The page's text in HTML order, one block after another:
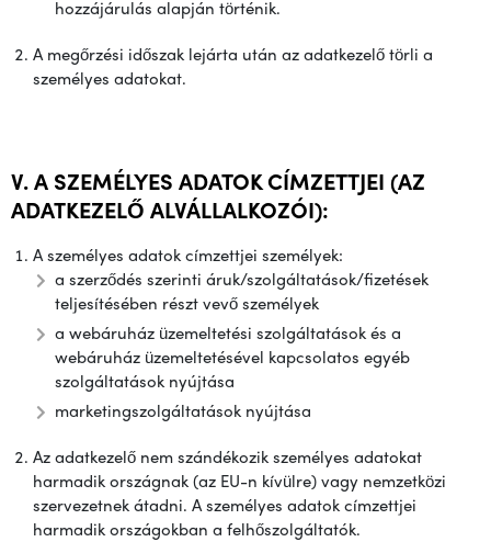
hozzájárulás alapján történik.
A megőrzési időszak lejárta után az adatkezelő törli a
személyes adatokat.
V. A SZEMÉLYES ADATOK CÍMZETTJEI (AZ
ADATKEZELŐ ALVÁLLALKOZÓI):
A személyes adatok címzettjei személyek:
a szerződés szerinti áruk/szolgáltatások/fizetések
teljesítésében részt vevő személyek
a webáruház üzemeltetési szolgáltatások és a
webáruház üzemeltetésével kapcsolatos egyéb
szolgáltatások nyújtása
marketingszolgáltatások nyújtása
Az adatkezelő nem szándékozik személyes adatokat
harmadik országnak (az EU-n kívülre) vagy nemzetközi
szervezetnek átadni. A személyes adatok címzettjei
harmadik országokban a felhőszolgáltatók.